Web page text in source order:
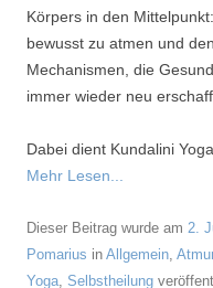
Körpers in den
bewusst zu atmen und
Mechanismen, die
immer wieder neu
Dabei dient Kundalini
Mehr Lesen...
Dieser Beitrag wurde am 2.
Pomarius in Allgemein,
Yoga, Selbstheilung